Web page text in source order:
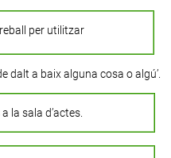
per utilitzar
dalt a baix alguna cosa o algú’.
la sala d’actes.